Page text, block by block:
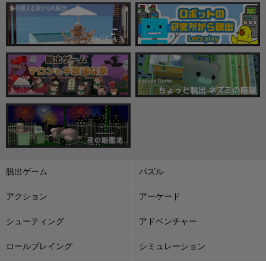
脱出ゲーム パズル
アクション アーケード
シューティング アドベンチャー
ロールプレイング シミュレーション